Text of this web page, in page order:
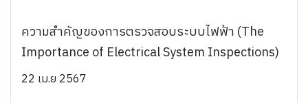
ความสำคัญของการตรวจสอบระบบไฟฟ้า (The
Importance of Electrical System Inspections)
22 เม.ย 2567